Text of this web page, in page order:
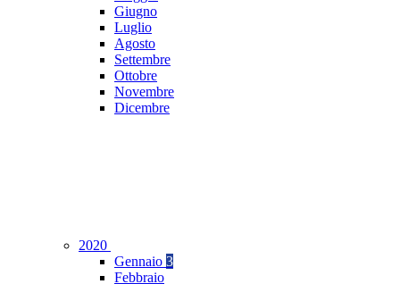
Giugno
Luglio
Agosto
Settembre
Ottobre
Novembre
Dicembre
2020
Gennaio 3
Febbraio